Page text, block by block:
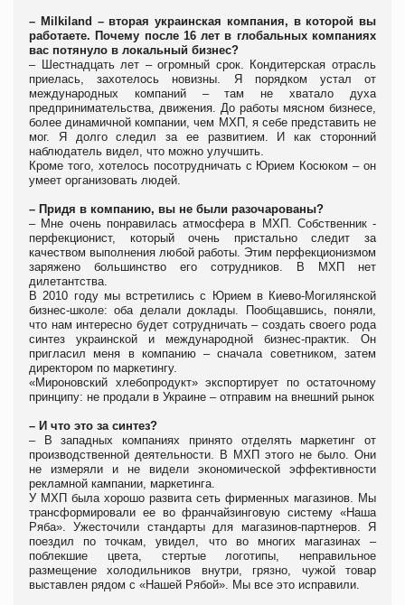
– Milkiland – вторая украинская компания, в которой вы
работаете. Почему после 16 лет в глобальных компаниях
вас потянуло в локальный бизнес?
– Шестнадцать лет – огромный срок. Кондитерская отрасль
приелась, захотелось новизны. Я порядком устал от
международных компаний – там не хватало духа
предпринимательства, движения. До работы мясном бизнесе,
более динамичной компании, чем МХП, я себе представить не
мог. Я долго следил за ее развитием. И как сторонний
наблюдатель видел, что можно улучшить.
Кроме того, хотелось посотрудничать с Юрием Косюком – он
умеет организовать людей.
– Придя в компанию, вы не были разочарованы?
– Мне очень понравилась атмосфера в МХП. Собственник -
перфекционист, который очень пристально следит за
качеством выполнения любой работы. Этим перфекционизмом
заряжено большинство его сотрудников. В МХП нет
дилетантства.
В 2010 году мы встретились с Юрием в Киево-Могилянской
бизнес-школе: оба делали доклады. Пообщавшись, поняли,
что нам интересно будет сотрудничать – создать своего рода
синтез украинской и международной бизнес-практик. Он
пригласил меня в компанию – сначала советником, затем
директором по маркетингу.
«Мироновский хлебопродукт» экспортирует по остаточному
принципу: не продали в Украине – отправим на внешний рынок
– И что это за синтез?
– В западных компаниях принято отделять маркетинг от
производственной деятельности. В МХП этого не было. Они
не измеряли и не видели экономической эффективности
рекламной кампании, маркетинга.
У МХП была хорошо развита сеть фирменных магазинов. Мы
трансформировали ее во франчайзинговую систему «Наша
Ряба». Ужесточили стандарты для магазинов-партнеров. Я
поездил по точкам, увидел, что во многих магазинах –
поблекшие цвета, стертые логотипы, неправильное
размещение холодильников внутри, грязно, чужой товар
выставлен рядом с «Нашей Рябой». Мы все это исправили.